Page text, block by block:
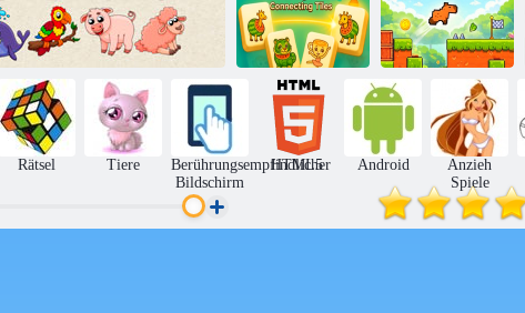
Süße
Welpenpflege
Süße Kitty
Pflege
King of
Mahjong-
Verbindungsplättchen
Capy Jump
Rätsel Tiere
Berührungsempfindlicher
Bildschirm
HTML5 Android
Anzieh
Spiele